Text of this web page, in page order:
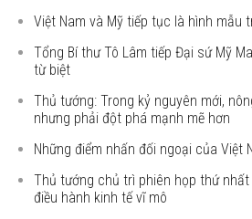
Việt Nam và Mỹ tiếp tục là hình mẫu
Tổng Bí thư Tô Lâm tiếp Đại sứ Mỹ
từ biệt
Thủ tướng: Trong kỷ nguyên mới,
nhưng phải đột phá mạnh mẽ hơn
Những điểm nhấn đối ngoại của Việt
Thủ tướng chủ trì phiên họp thứ nhất
điều hành kinh tế vĩ mô